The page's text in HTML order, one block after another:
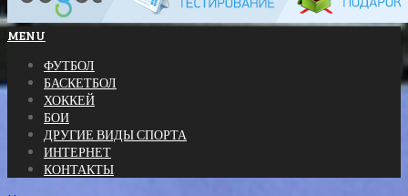
MENU
ФУТБОЛ
БАСКЕТБОЛ
ХОККЕЙ
БОИ
ДРУГИЕ ВИДЫ СПОРТА
ИНТЕРНЕТ
КОНТАКТЫ